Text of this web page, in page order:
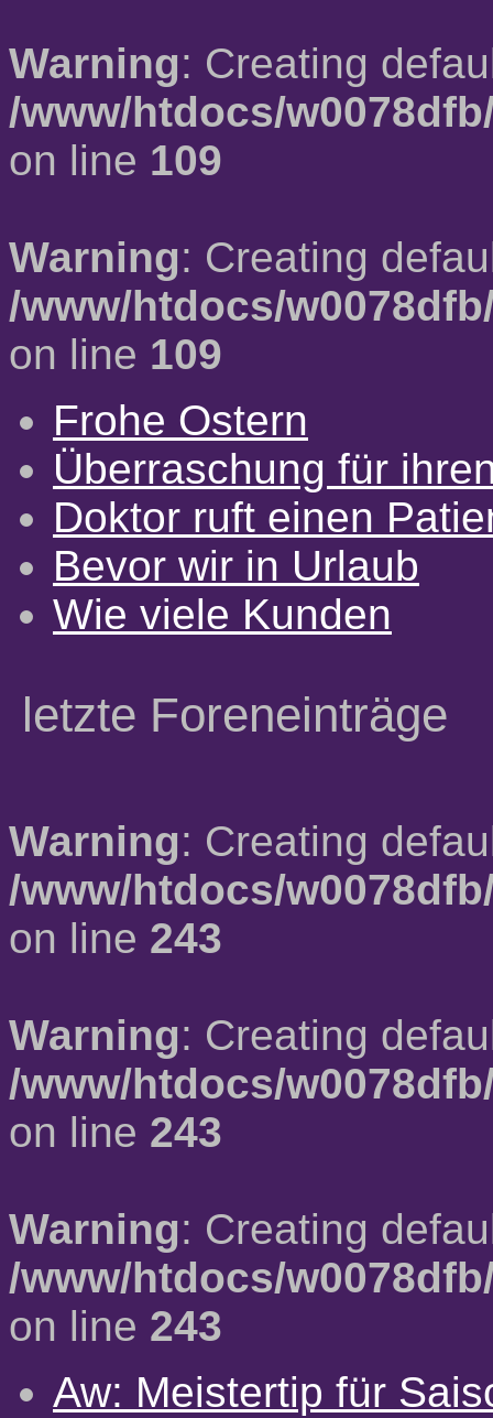
Warning: Creating
/www/htdocs/
on line 109
Warning: Creating
/www/htdocs/
on line 109
Frohe Ostern
Überraschung für
Doktor ruft einen
Bevor wir in Urlaub
Wie viele Kunden
letzte Foreneinträge
Warning: Creating
/www/htdocs/
on line 243
Warning: Creating
/www/htdocs/
on line 243
Warning: Creating
/www/htdocs/
on line 243
Aw: Meistertip für